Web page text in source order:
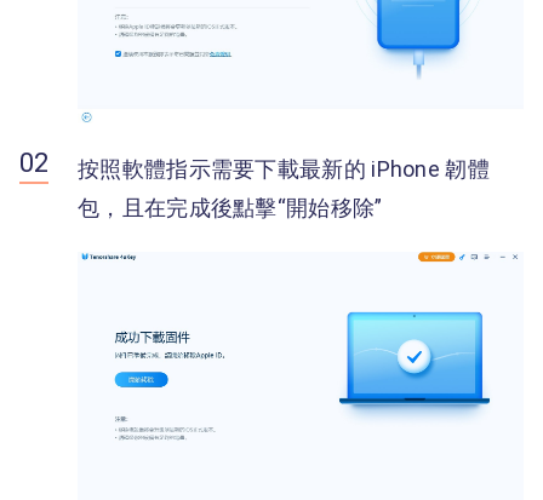
按照軟體指示需要下載最新的 iPhone 韌體
包，且在完成後點擊“開始移除”